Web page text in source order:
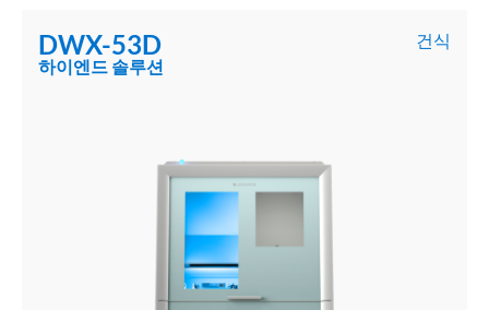
DWX-53D
건식
하이엔드 솔루션